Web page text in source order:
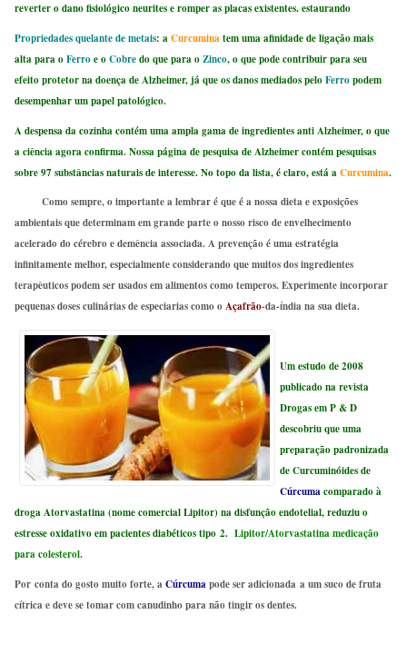
reverter o dano fisiológico neurites e romper as placas existentes. estaurando
Propriedades quelante de metais: aCurcuminatem uma afinidade de ligação mais
alta para oFerroe oCobredo que para oZinco, o que pode contribuir para seu
efeito protetor na doença de Alzheimer, já que os danos mediados peloFerropodem
desempenhar um papel patológico.
A despensa da cozinha contém uma ampla gama de ingredientes anti Alzheimer, o que
a ciência agora confirma. Nossa página de pesquisa de Alzheimer contém pesquisas
sobre 97 substâncias naturais de interesse. No topo da lista, é claro, está a Curcumina.
Como sempre, o importante a lembrar é que é a nossa dieta e exposições
ambientais que determinam em grande parte o nosso risco de envelhecimento
acelerado do cérebro e demência associada. A prevenção é uma estratégia
infinitamente melhor, especialmente considerando que muitos dos ingredientes
terapêuticos podem ser usados ​​em alimentos como temperos. Experimente incorporar
pequenas doses culinárias de especiarias como oAçafrão-da-índia na sua dieta.
Um estudo de 2008
publicado na revista
Drogas em P & D
descobriu que uma
preparação padronizada
de Curcuminóides de
Cúrcumacomparado à
droga Atorvastatina (nome comercial Lipitor) na disfunção endotelial, reduziu o
estresse oxidativo em pacientes diabéticos tipo 2.Lipitor/Atorvastatina medicação
para colesterol.
Por conta do gosto muito forte, aCúrcumapode ser adicionada a um suco de fruta
cítrica e deve se tomar com canudinho para não tingir os dentes.